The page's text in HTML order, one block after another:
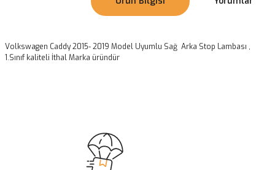
Volkswagen Caddy 2015- 2019 Model Uyumlu Sağ Arka Stop Lambası ,
1.Sınıf kaliteli İthal Marka üründür
Ürün açıklamasında eksik bilgiler bulunuyor.
Ürün bilgilerinde hatalar bulunuyor.